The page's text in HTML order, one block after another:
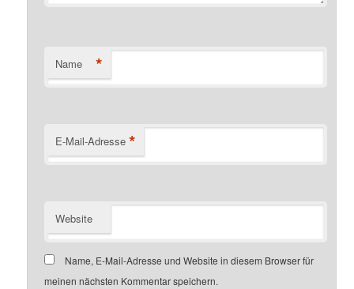
Name *
E-Mail-Adresse *
Website
Name, E-Mail-Adresse und Website in diesem Browser für
meinen nächsten Kommentar speichern.